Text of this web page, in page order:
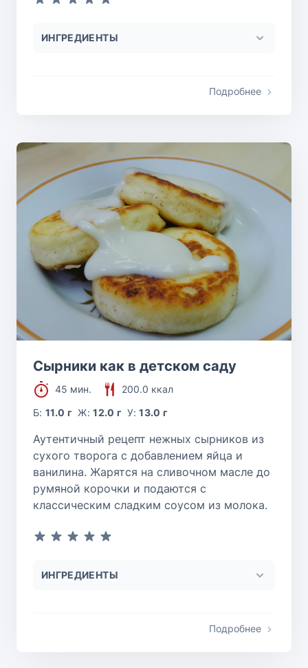
ИНГРЕДИЕНТЫ
Подробнее
Сырники как в детском саду
45 мин.
200.0 ккал
Б:11.0 г Ж:12.0 г У:13.0 г
Аутентичный рецепт нежных сырников из
сухого творога с добавлением яйца и
ванилина. Жарятся на сливочном масле до
румяной корочки и подаются с
классическим сладким соусом из молока.
ИНГРЕДИЕНТЫ
Подробнее